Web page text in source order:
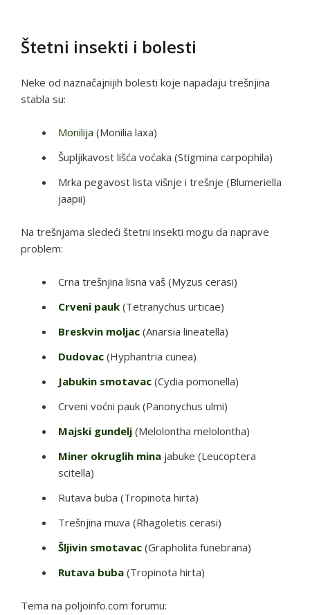
Štetni insekti i bolesti
Neke od naznačajnijih bolesti koje napadaju trešnjina
stabla su:
Monilija (Monilia laxa)
Šupljikavost lišća voćaka (Stigmina carpophila)
Mrka pegavost lista višnje i trešnje (Blumeriella
jaapii)
Na trešnjama sledeći štetni insekti mogu da naprave
problem:
Crna trešnjina lisna vaš (Myzus cerasi)
Crveni pauk (Tetranychus urticae)
Breskvin moljac (Anarsia lineatella)
Dudovac (Hyphantria cunea)
Jabukin smotavac (Cydia pomonella)
Crveni voćni pauk (Panonychus ulmi)
Majski gundelj (Melolontha melolontha)
Miner okruglih mina jabuke (Leucoptera
scitella)
Rutava buba (Tropinota hirta)
Trešnjina muva (Rhagoletis cerasi)
Šljivin smotavac (Grapholita funebrana)
Rutava buba (Tropinota hirta)
Tema na poljoinfo.com forumu: